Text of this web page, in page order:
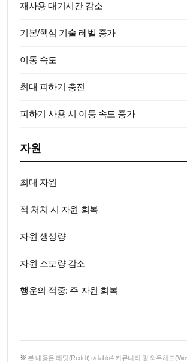
재사용 대기시간 감소
기본/핵심 기술 레벨 증가
이동 속도
최대 피하기 충전
피하기 사용 시 이동 속도 증가
자원
최대 자원
적 처치 시 자원 회복
자원 생성량
자원 소모량 감소
행운의 적중: 주 자원 회복
※ 본 내용은 레딧(Reddit) r/diablo4 커뮤니티 및 와우헤드